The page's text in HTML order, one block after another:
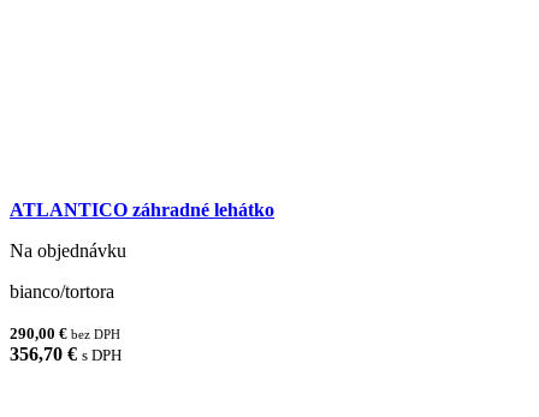
ATLANTICO záhradné lehátko
Na objednávku
bianco/tortora
290,00 € bez DPH
356,70 € s DPH